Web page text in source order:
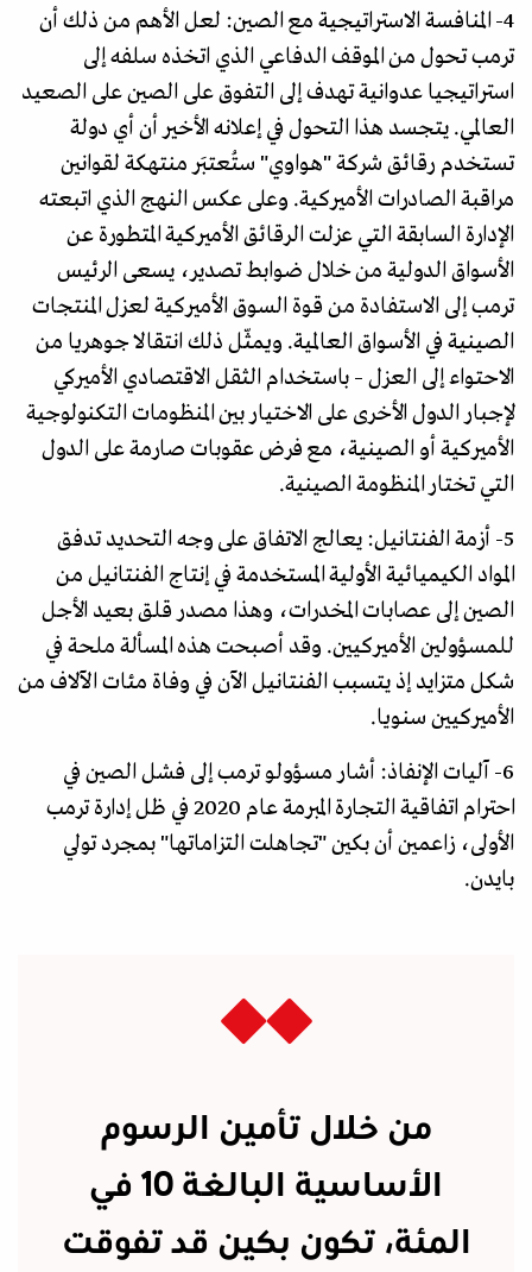
4- المنافسة الاستراتيجية مع الصين: لعل الأهم من ذلك أن
ترمب تحول من الموقف الدفاعي الذي اتخذه سلفه إلى
استراتيجيا عدوانية تهدف إلى التفوق على الصين على الصعيد
العالمي. يتجسد هذا التحول في إعلانه الأخير أن أي دولة
تستخدم رقائق شركة "هواوي" ستُعتبَر منتهكة لقوانين
مراقبة الصادرات الأميركية. وعلى عكس النهج الذي اتبعته
الإدارة السابقة التي عزلت الرقائق الأميركية المتطورة عن
الأسواق الدولية من خلال ضوابط تصدير، يسعى الرئيس
ترمب إلى الاستفادة من قوة السوق الأميركية لعزل المنتجات
الصينية في الأسواق العالمية. ويمثّل ذلك انتقالا جوهريا من
الاحتواء إلى العزل – باستخدام الثقل الاقتصادي الأميركي
لإجبار الدول الأخرى على الاختيار بين المنظومات التكنولوجية
الأميركية أو الصينية، مع فرض عقوبات صارمة على الدول
التي تختار المنظومة الصينية.
5- أزمة الفنتانيل: يعالج الاتفاق على وجه التحديد تدفق
المواد الكيميائية الأولية المستخدمة في إنتاج الفنتانيل من
الصين إلى عصابات المخدرات، وهذا مصدر قلق بعيد الأجل
للمسؤولين الأميركيين. وقد أصبحت هذه المسألة ملحة في
شكل متزايد إذ يتسبب الفنتانيل الآن في وفاة مئات الآلاف من
الأميركيين سنويا.
6- آليات الإنفاذ: أشار مسؤولو ترمب إلى فشل الصين في
احترام اتفاقية التجارة المبرمة عام 2020 في ظل إدارة ترمب
الأولى، زاعمين أن بكين "تجاهلت التزاماتها" بمجرد تولي
بايدن.
من خلال تأمين الرسوم
الأساسية البالغة 10 في
المئة، تكون بكين قد تفوقت